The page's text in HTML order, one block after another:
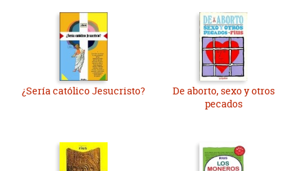
¿Sería católico Jesucristo?
De aborto, sexo y otros
pecados